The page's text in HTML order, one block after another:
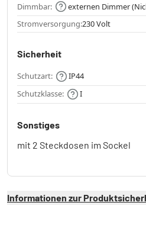
Dimmbar:
externen Dimmer
Stromversorgung:230 Volt
Sicherheit
Schutzart:
IP44
Schutzklasse:
I
Sonstiges
mit 2 Steckdosen im Sockel
Informationen zur